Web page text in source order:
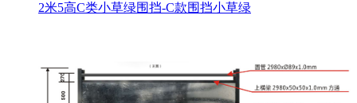
2米5高C类小草绿围挡-C款围挡小草绿